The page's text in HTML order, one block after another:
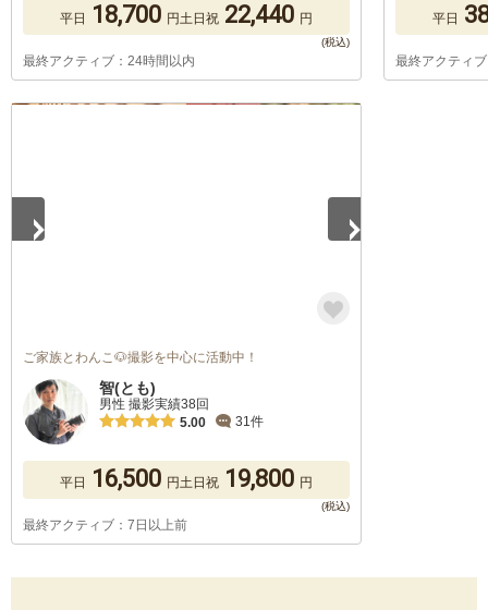
平日 18,700 円土日祝 22,440 円
最終アクティブ：24時間以内
平日
最終アクティ
ご家族とわんこ🐶撮影を中心に活動中！
智(とも)
男性 撮影実績38回
5.00
31件
平日 16,500 円土日祝 19,800 円
最終アクティブ：7日以上前